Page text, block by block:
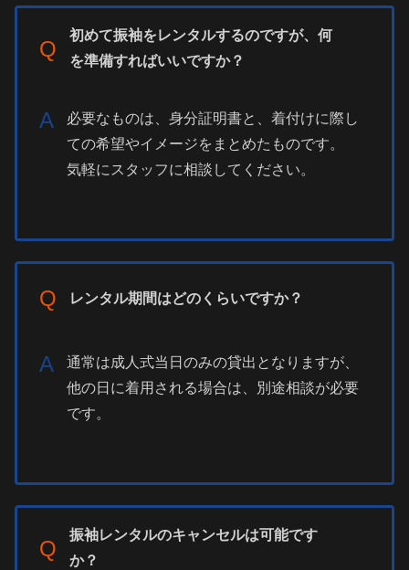
Q
初めて振袖をレンタルするのですが、何
を準備すればいいですか？
A
必要なものは、身分証明書と、着付けに際し
ての希望やイメージをまとめたものです。
気軽にスタッフに相談してください。
Q レンタル期間はどのくらいですか？
A
通常は成人式当日のみの貸出となりますが、
他の日に着用される場合は、別途相談が必要
です。
Q
振袖レンタルのキャンセルは可能です
か？